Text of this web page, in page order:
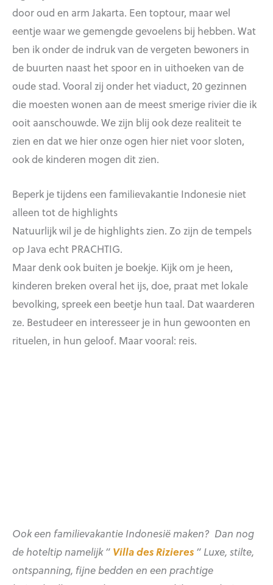
door oud en arm Jakarta. Een toptour, maar wel
eentje waar we gemengde gevoelens bij hebben. Wat
ben ik onder de indruk van de vergeten bewoners in
de buurten naast het spoor en in uithoeken van de
oude stad. Vooral zij onder het viaduct, 20 gezinnen
die moesten wonen aan de meest smerige rivier die ik
ooit aanschouwde. We zijn blij ook deze realiteit te
zien en dat we hier onze ogen hier niet voor sloten,
ook de kinderen mogen dit zien.
Beperk je tijdens een familievakantie Indonesie niet
alleen tot de highlights
Natuurlijk wil je de highlights zien. Zo zijn de tempels
op Java echt PRACHTIG.
Maar denk ook buiten je boekje. Kijk om je heen,
kinderen breken overal het ijs, doe, praat met lokale
bevolking, spreek een beetje hun taal. Dat waarderen
ze. Bestudeer en interesseer je in hun gewoonten en
rituelen, in hun geloof. Maar vooral: reis.
Ook een familievakantie Indonesië maken? Dan nog
de hoteltip namelijk ” Villa des Rizieres ” Luxe, stilte,
ontspanning, fijne bedden en een prachtige